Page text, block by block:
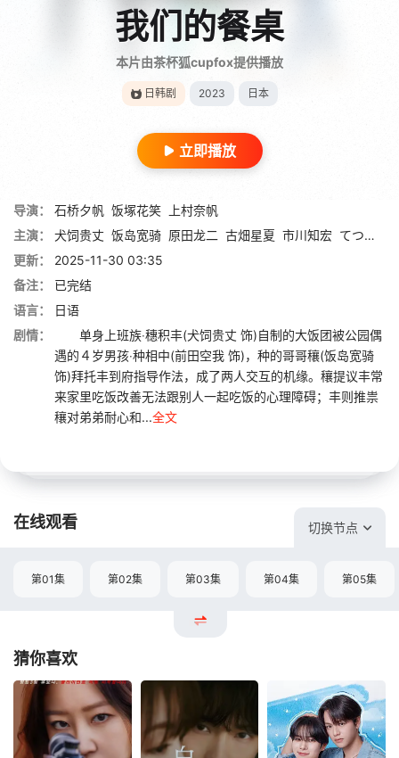
我们的餐桌
本片由茶杯狐cupfox提供播放
日韩剧 2023 日本
立即播放
导演： 石桥夕帆 饭塚花笑
上村奈帆
主演：
犬饲贵丈 饭岛宽骑 原田龙二 古畑星夏 市川知宏 てつじ
更新：
2025-11-30 03:35
备注：
已完结
语言：
日语
剧情：
单身上班族‧穗积丰(犬饲贵丈 饰)自制的大饭团被公园偶
遇的４岁男孩‧种相中(前田空我 饰)，种的哥哥穰(饭岛宽骑
饰)拜托丰到府指导作法，成了两人交互的机缘。穰提议丰常
来家里吃饭改善无法跟别人一起吃饭的心理障碍；丰则推祟
穰对弟弟耐心和...全文
在线观看 切换节点
第01集 第02集 第03集 第04集 第05集
猜你喜欢